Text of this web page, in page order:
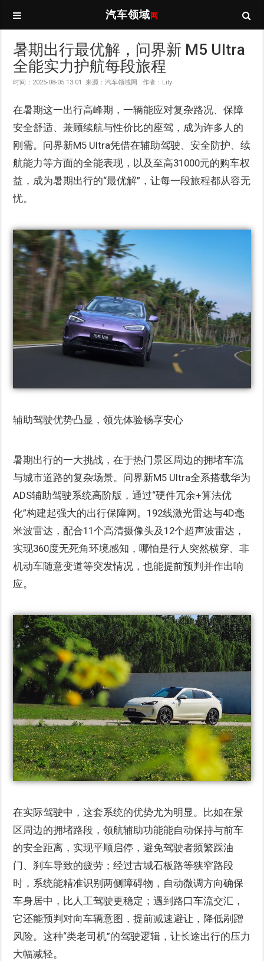
汽车领域 网
暑期出行最优解，问界新 M5 Ultra
全能实力护航每段旅程
时间：2025-08-05 13:01 来源：汽车领域网 作者：Lily
在暑期这一出行高峰期，一辆能应对复杂路况、保障
安全舒适、兼顾续航与性价比的座驾，成为许多人的
刚需。问界新M5 Ultra凭借在辅助驾驶、安全防护、续
航能力等方面的全能表现，以及至高31000元的购车权
益，成为暑期出行的“最优解”，让每一段旅程都从容无
忧。
辅助驾驶优势凸显，领先体验畅享安心
暑期出行的一大挑战，在于热门景区周边的拥堵车流
与城市道路的复杂场景。问界新M5 Ultra全系搭载华为
ADS辅助驾驶系统高阶版，通过“硬件冗余+算法优
化”构建起强大的出行保障网。192线激光雷达与4D毫
米波雷达，配合11个高清摄像头及12个超声波雷达，
实现360度无死角环境感知，哪怕是行人突然横穿、非
机动车随意变道等突发情况，也能提前预判并作出响
应。
在实际驾驶中，这套系统的优势尤为明显。比如在景
区周边的拥堵路段，领航辅助功能能自动保持与前车
的安全距离，实现平顺启停，避免驾驶者频繁踩油
门、刹车导致的疲劳；经过古城石板路等狭窄路段
时，系统能精准识别两侧障碍物，自动微调方向确保
车身居中，比人工驾驶更稳定；遇到路口车流交汇，
它还能预判对向车辆意图，提前减速避让，降低剐蹭
风险。这种“类老司机”的驾驶逻辑，让长途出行的压力
大幅减轻。